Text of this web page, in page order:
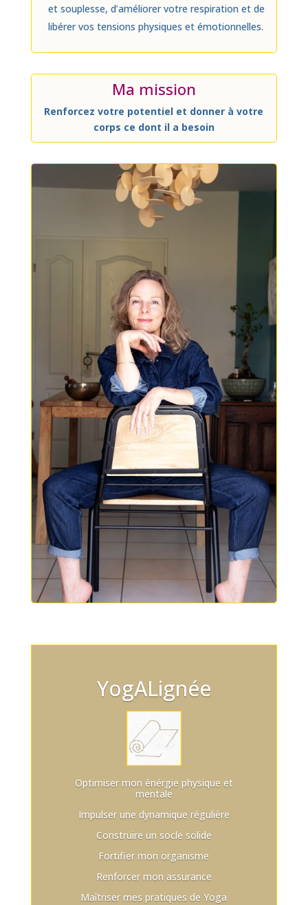
et souplesse, d’améliorer votre respiration et de
libérer vos tensions physiques et émotionnelles.
Ma mission
Renforcez votre potentiel et donner à votre
corps ce dont il a besoin
YogALignée
Optimiser mon énérgie physique et
mentale
Impulser une dynamique régulière
Construire un socle solide
Fortifier mon organisme
Renforcer mon assurance
Maîtriser mes pratiques de Yoga